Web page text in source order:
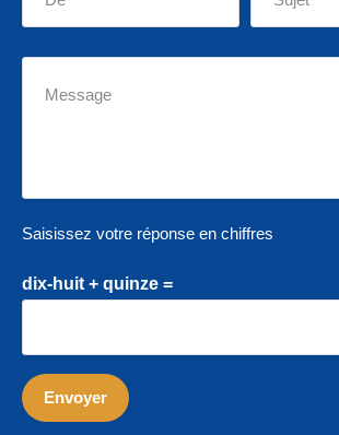
Saisissez votre réponse en chiffres
dix-huit + quinze =